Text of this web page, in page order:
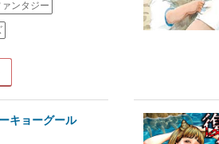
ァンタジー
キョーグール